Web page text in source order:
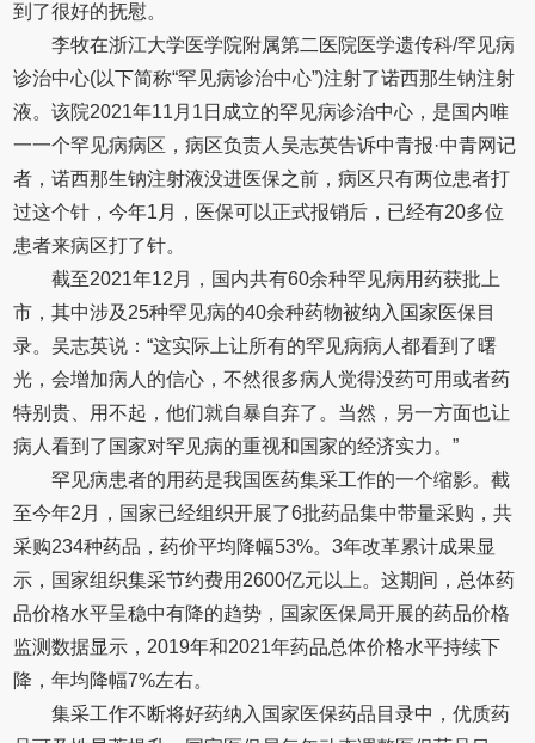
到了很好的抚慰。
李牧在浙江大学医学院附属第二医院医学遗传科/罕见病
诊治中心(以下简称“罕见病诊治中心”)注射了诺西那生钠注射
液。该院2021年11月1日成立的罕见病诊治中心，是国内唯
一一个罕见病病区，病区负责人吴志英告诉中青报·中青网记
者，诺西那生钠注射液没进医保之前，病区只有两位患者打
过这个针，今年1月，医保可以正式报销后，已经有20多位
患者来病区打了针。
截至2021年12月，国内共有60余种罕见病用药获批上
市，其中涉及25种罕见病的40余种药物被纳入国家医保目
录。吴志英说：“这实际上让所有的罕见病病人都看到了曙
光，会增加病人的信心，不然很多病人觉得没药可用或者药
特别贵、用不起，他们就自暴自弃了。当然，另一方面也让
病人看到了国家对罕见病的重视和国家的经济实力。”
罕见病患者的用药是我国医药集采工作的一个缩影。截
至今年2月，国家已经组织开展了6批药品集中带量采购，共
采购234种药品，药价平均降幅53%。3年改革累计成果显
示，国家组织集采节约费用2600亿元以上。这期间，总体药
品价格水平呈稳中有降的趋势，国家医保局开展的药品价格
监测数据显示，2019年和2021年药品总体价格水平持续下
降，年均降幅7%左右。
集采工作不断将好药纳入国家医保药品目录中，优质药